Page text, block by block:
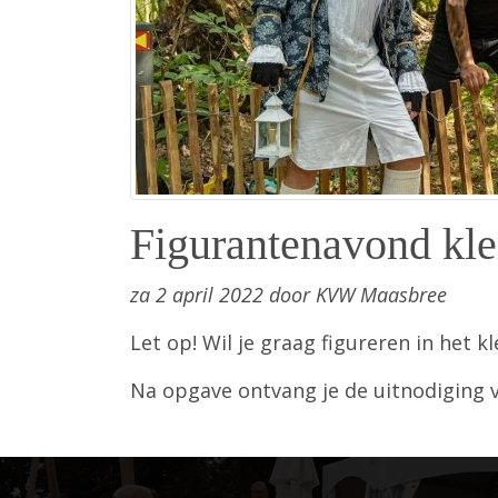
Figurantenavond
za 2 april 2022 door KVW Maasbree
Let op! Wil je graag figureren in het
Na opgave ontvang je de uitnodiging